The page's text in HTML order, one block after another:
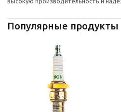
Популярные продукты